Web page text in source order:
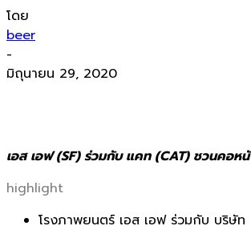
โดย
beer
-
มิถุนายน 29, 2020
เอส เอฟ (SF) ร่วมกับ แคท (CAT) ชวนคอห
highlight
โรงภาพยนตร์ เอส เอฟ ร่วมกับ บริษั